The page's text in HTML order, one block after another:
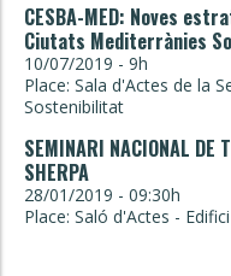
CESBA-MED: Noves
Ciutats Mediterrànies
10/07/2019 - 9h
Place: Sala d'Actes de la
Sostenibilitat
SEMINARI NACIONAL DE
SHERPA
28/01/2019 - 09:30h
Place: Saló d'Actes -